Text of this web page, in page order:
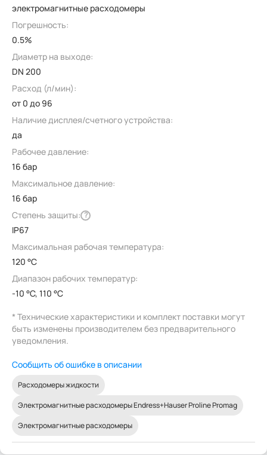
электромагнитные расходомеры
Погрешность:
0.5%
Диаметр на выходе:
DN 200
Расход (л/мин):
от 0 до 96
Наличие дисплея/счетного устройства:
да
Рабочее давление:
16 бар
Максимальное давление:
16 бар
Степень защиты: ?
IP67
Максимальная рабочая температура:
120 °C
Диапазон рабочих температур:
-10 °C, 110 °C
* Технические характеристики и комплект поставки могут
быть изменены производителем без предварительного
уведомления.
Сообщить об ошибке в описании
Расходомеры жидкости
Электромагнитные расходомеры Endress+Hauser Proline Promag
Электромагнитные расходомеры